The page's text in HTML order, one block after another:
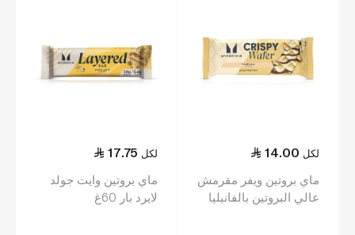
14.00 لكل
ماي بروتين ويفر مقرمش
عالي البروتين بالفانيليا
17.75 لكل
ماي بروتين وايت جولد
لايرد بار 60غ